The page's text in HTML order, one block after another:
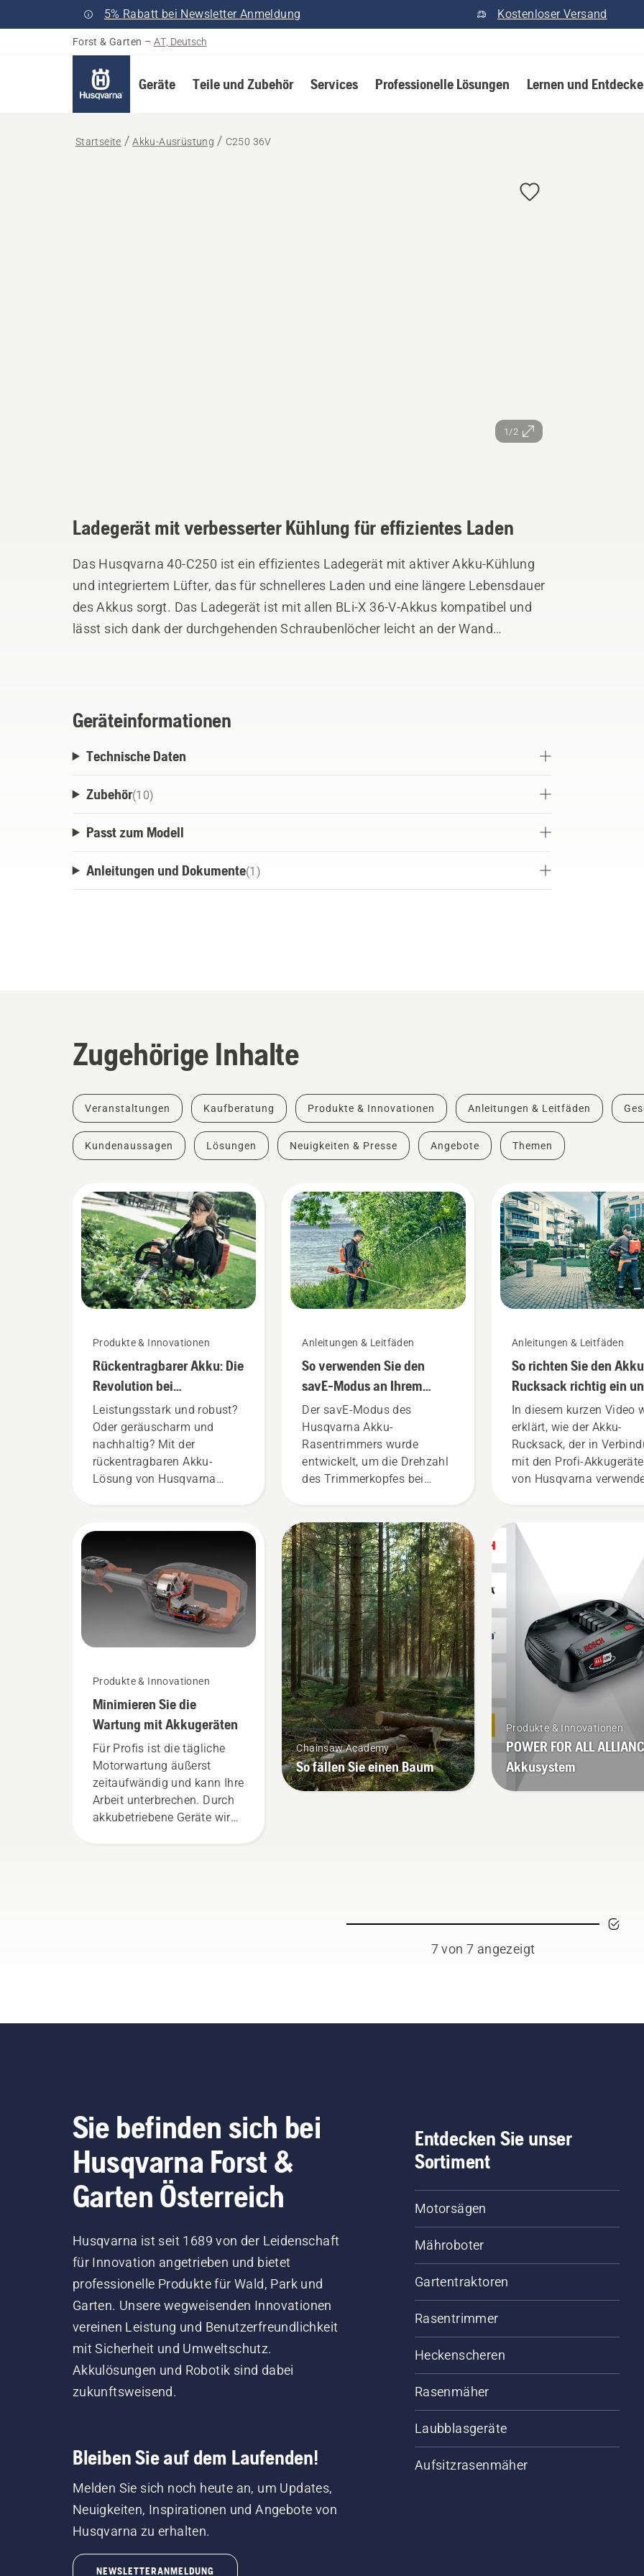
5% Rabatt bei Newsletter Anmeldung Kostenloser Versand
Forst & Garten – AT, Deutsch
Geräte Teile und Zubehör Services Professionelle Lösungen Lernen und
Startseite Akku-Ausrüstung C250 36V
1/2
Ladegerät mit verbesserter Kühlung für effizientes Laden
Das Husqvarna 40-C250 ist ein effizientes Ladegerät mit aktiver Akku-Kühlung
und integriertem Lüfter, das für schnelleres Laden und eine längere Lebensdauer
des Akkus sorgt. Das Ladegerät ist mit allen BLi-X 36-V-Akkus kompatibel und
lässt sich dank der durchgehenden Schraubenlöcher leicht an der Wand
Geräteinformationen
Technische Daten
Zubehör(10)
Passt zum Modell
Anleitungen und Dokumente(1 )
Zugehörige Inhalte
Veranstaltungen Kaufberatung Produkte & Innovationen Anleitungen & Leitfäden
Kundenaussagen Lösungen Neuigkeiten & Presse Angebote Themen
Produkte & Innovationen
Rückentragbarer Akku: Die
Revolution bei
akkubetriebenen
Handgeräten
Leistungsstark und robust?
Oder geräuscharm und
nachhaltig? Mit der
rückentragbaren Akku-
Lösung von Husqvarna
Geräte ist das der Beginn
Svennung, Produktmanager
im Bereich Elektro- und
akkubetriebene Handgeräte
bei Husqvarna.
Produkte & Innovationen
Minimieren Sie die
Wartung mit Akkugeräten
Für Profis ist die tägliche
Motorwartung äußerst
zeitaufwändig und kann Ihre
Arbeit unterbrechen. Durch
akkubetriebene Geräte wird
Anleitungen & Leitfäden
So verwenden Sie den
savE-Modus an Ihrem
Akku-Rasentrimmer
Der savE-Modus des
Husqvarna Akku-
Rasentrimmers wurde
entwickelt, um die Drehzahl
des Trimmerkopfes bei
Drehmoment zu erhalten,
damit der Benutzer die
Akkulaufzeit beim
Schneiden von leichtem
Gras verlängern kann.
Drücken Sie einfach auf die
Taste am Akku-Trimmer, um
den savE-Modus ein- oder
auszuschalten.
Chainsaw Academy
So fällen Sie einen Baum
Anleitungen & Leitfäden
So richten Sie den
Rucksack richtig ein
passen ihn an
In diesem kurzen Video
erklärt, wie der Akku-
Rucksack, der in
mit den Profi-
von Husqvarna
sitzender Akku-
sorgt für einen
Sitz und beugt
ohne Pausen arbeiten
können.
Produkte & Innovationen
POWER FOR ALL
Akkusystem
7 von 7 angezeigt
Sie befinden sich bei
Husqvarna Forst &
Garten Österreich
Husqvarna ist seit 1689 von der Leidenschaft
für Innovation angetrieben und bietet
professionelle Produkte für Wald, Park und
Garten. Unsere wegweisenden Innovationen
vereinen Leistung und Benutzerfreundlichkeit
mit Sicherheit und Umweltschutz.
Akkulösungen und Robotik sind dabei
zukunftsweisend.
Bleiben Sie auf dem Laufenden!
Melden Sie sich noch heute an, um Updates,
Neuigkeiten, Inspirationen und Angebote von
Husqvarna zu erhalten.
NEWSLETTERANMELDUNG
Entdecken Sie unser
Sortiment
Motorsägen
Mähroboter
Gartentraktoren
Rasentrimmer
Heckenscheren
Rasenmäher
Laubblasgeräte
Aufsitzrasenmäher